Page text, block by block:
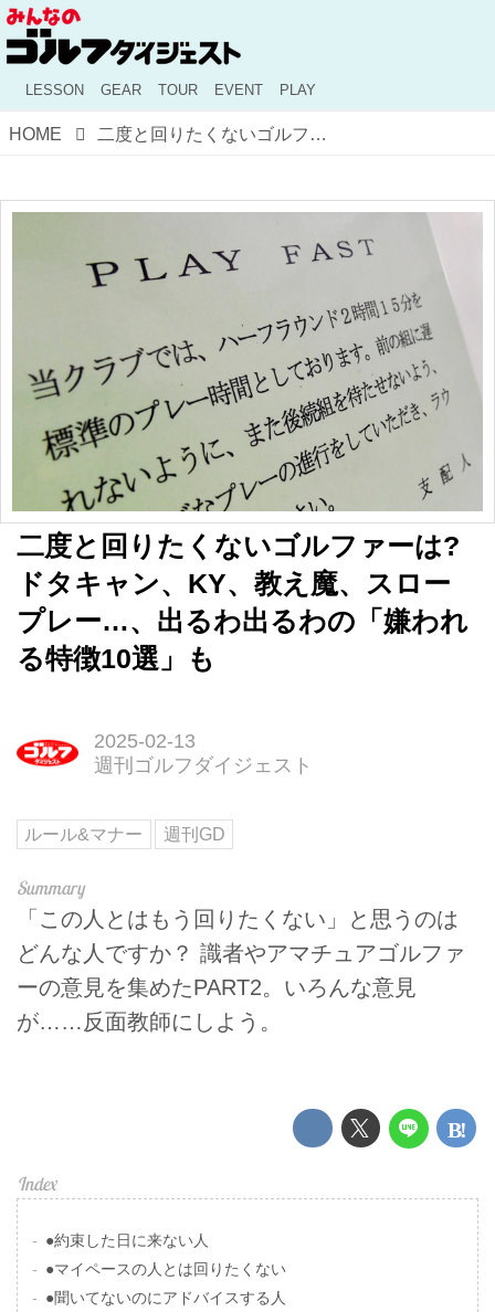
LESSON GEAR TOUR EVENT PLAY
HOME 二度と回りたくないゴルファーは? ドタキャン、KY、教え魔、スロープレー…、出るわ出るわの「嫌われる特徴10選」も
二度と回りたくないゴルファーは?
ドタキャン、KY、教え魔、スロー
プレー…、出るわ出るわの「嫌われ
る特徴10選」も
2025-02-13
週刊ゴルフダイジェスト
ルール&マナー 週刊GD
「この人とはもう回りたくない」と思うのは
どんな人ですか？ 識者やアマチュアゴルファ
ーの意見を集めたPART2。いろんな意見
が……反面教師にしよう。
●約束した日に来ない人
●マイペースの人とは回りたくない
●聞いてないのにアドバイスする人